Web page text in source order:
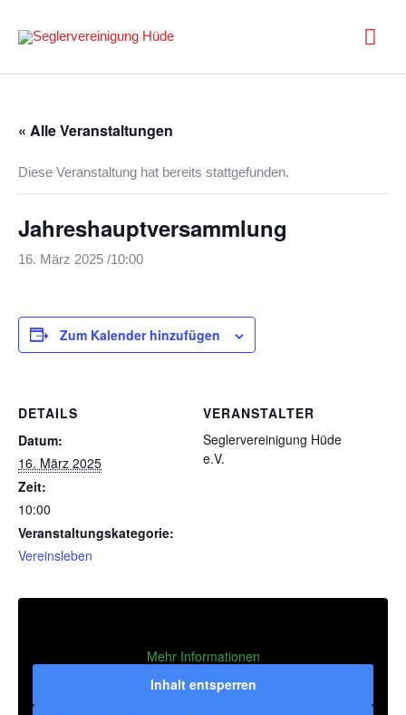
Inhalt
springen
« Alle Veranstaltungen
Diese Veranstaltung hat bereits stattgefunden.
Jahreshauptversammlung
16. März 2025 /10:00
Zum Kalender hinzufügen
DETAILS
Datum:
16. März 2025
Zeit:
10:00
Veranstaltungskategorie:
Vereinsleben
VERANSTALTER
Seglervereinigung Hüde
e.V.
Mehr Informationen
Inhalt entsperren